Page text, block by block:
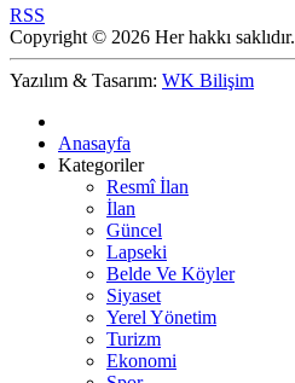
RSS
Copyright © 2026 Her hakkı saklıdır.
Yazılım & Tasarım: WK Bilişim
Anasayfa
Kategoriler
Resmî İlan
İlan
Güncel
Lapseki
Belde Ve Köyler
Siyaset
Yerel Yönetim
Turizm
Ekonomi